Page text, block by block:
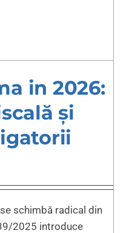
in 2026:
și
schimbă radical din
2025 introduce